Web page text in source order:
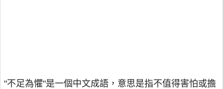
"不足為懼"是一個中文成語，意思是指不值得害怕或擔